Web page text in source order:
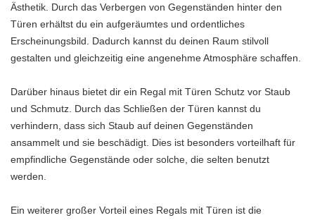
Ästhetik. Durch das Verbergen von Gegenständen hinter den
Türen erhältst du ein aufgeräumtes und ordentliches
Erscheinungsbild. Dadurch kannst du deinen Raum stilvoll
gestalten und gleichzeitig eine angenehme Atmosphäre schaffen.
Darüber hinaus bietet dir ein Regal mit Türen Schutz vor Staub
und Schmutz. Durch das Schließen der Türen kannst du
verhindern, dass sich Staub auf deinen Gegenständen
ansammelt und sie beschädigt. Dies ist besonders vorteilhaft für
empfindliche Gegenstände oder solche, die selten benutzt
werden.
Ein weiterer großer Vorteil eines Regals mit Türen ist die